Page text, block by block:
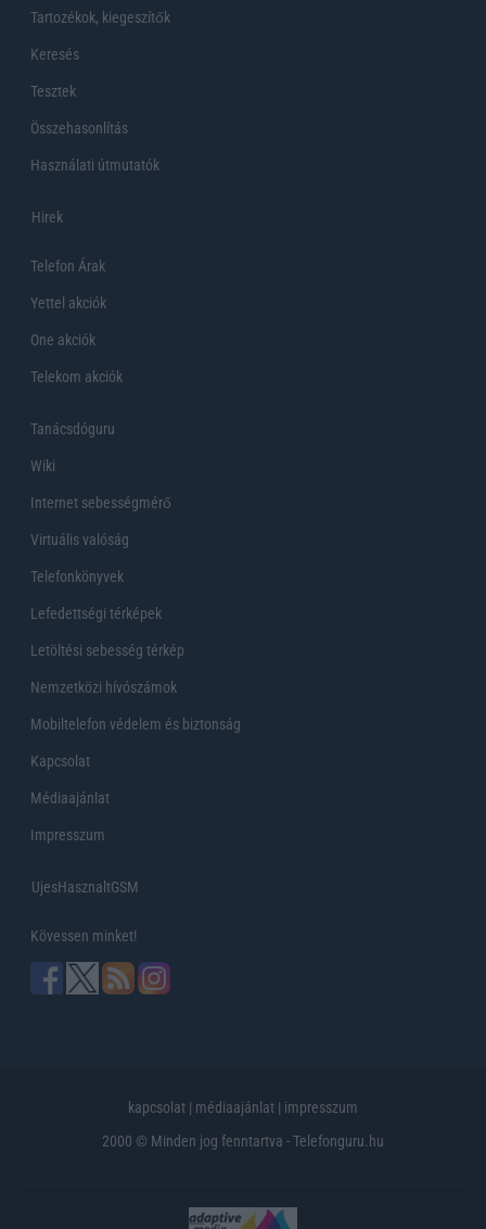
Tartozékok, kiegeszítők
Keresés
Tesztek
Összehasonlítás
Használati útmutatók
Hirek
Telefon Árak
Yettel akciók
One akciók
Telekom akciók
Tanácsdóguru
Wiki
Internet sebességmérő
Virtuális valóság
Telefonkönyvek
Lefedettségi térképek
Letöltési sebesség térkép
Nemzetközi hívószámok
Mobiltelefon védelem és biztonság
Kapcsolat
Médiaajánlat
Impresszum
UjesHasznaltGSM
Kövessen minket!
kapcsolat | médiaajánlat | impresszum
2000 © Minden jog fenntartva - Telefonguru.hu